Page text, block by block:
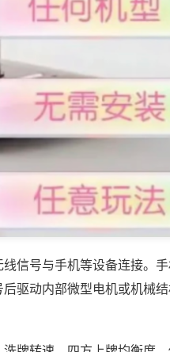
信号与手机等设备连接。
驱动内部微型电机或机械